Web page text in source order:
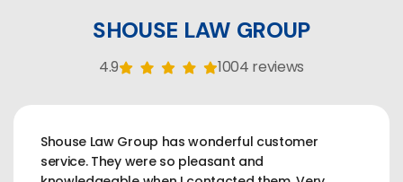
SHOUSE LAW GROUP
4.9 1004 reviews
Shouse Law Group has wonderful customer
service. They were so pleasant and